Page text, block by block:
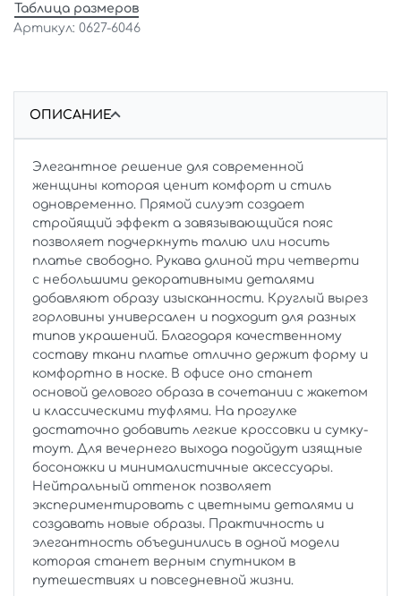
Таблица размеров
0627-6046
ОПИСАНИЕ
Элегантное решение для современной
женщины которая ценит комфорт и стиль
одновременно. Прямой силуэт создает
стройящий эффект а завязывающийся пояс
позволяет подчеркнуть талию или носить
платье свободно. Рукава длиной три четверти
с небольшими декоративными деталями
добавляют образу изысканности. Круглый вырез
горловины универсален и подходит для разных
типов украшений. Благодаря качественному
составу ткани платье отлично держит форму и
комфортно в носке. В офисе оно станет
основой делового образа в сочетании с жакетом
и классическими туфлями. На прогулке
достаточно добавить легкие кроссовки и сумку-
тоут. Для вечернего выхода подойдут изящные
босоножки и минималистичные аксессуары.
Нейтральный оттенок позволяет
экспериментировать с цветными деталями и
создавать новые образы. Практичность и
элегантность объединились в одной модели
которая станет верным спутником в
путешествиях и повседневной жизни.